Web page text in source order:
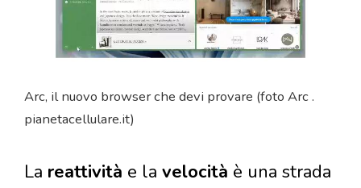
Arc, il nuovo browser che devi provare (foto Arc .
pianetacellulare.it)
La reattività e la velocità è una strada